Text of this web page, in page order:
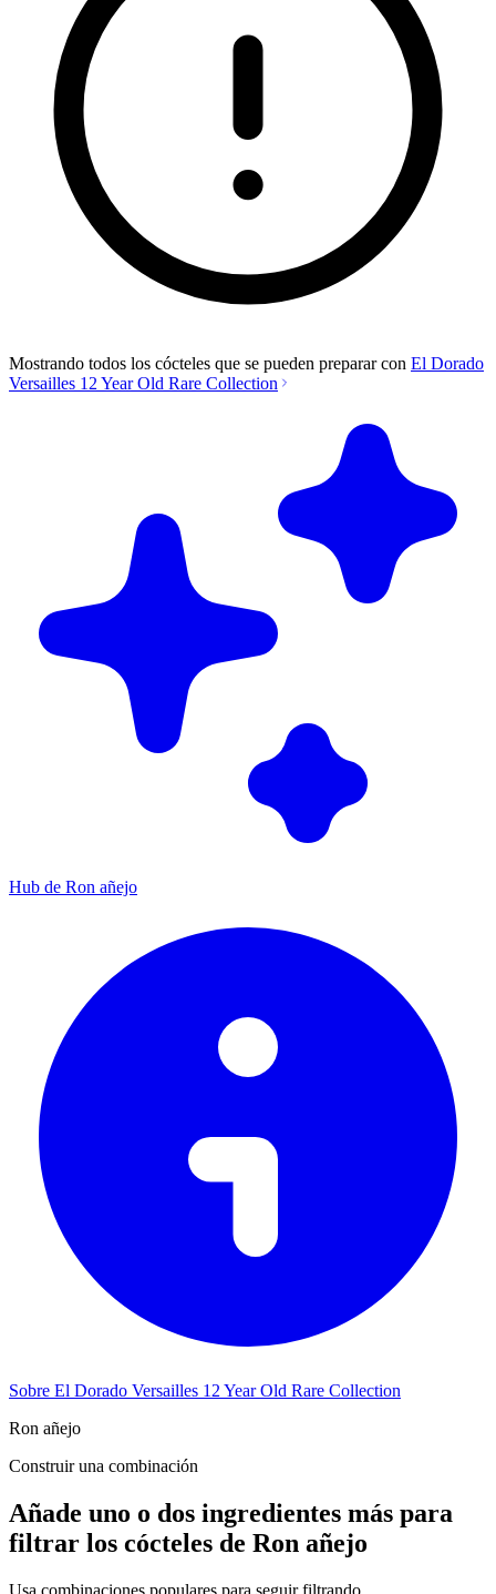
Mostrando todos los cócteles que se pueden preparar con El Dorado
Versailles 12 Year Old Rare Collection
Hub de Ron añejo
Sobre El Dorado Versailles 12 Year Old Rare Collection
Ron añejo
Construir una combinación
Añade uno o dos ingredientes más para
filtrar los cócteles de Ron añejo
Usa combinaciones populares para seguir filtrando.